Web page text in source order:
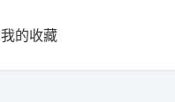
我的收藏